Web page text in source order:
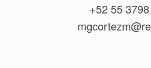
+52 55